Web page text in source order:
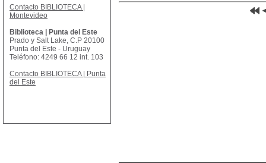
Contacto BIBLIOTECA |
Montevideo
Biblioteca | Punta del Este
Prado y Salt Lake, C.P 20100
Punta del Este - Uruguay
Teléfono: 4249 66 12 int. 103
Contacto BIBLIOTECA | Punta
del Este